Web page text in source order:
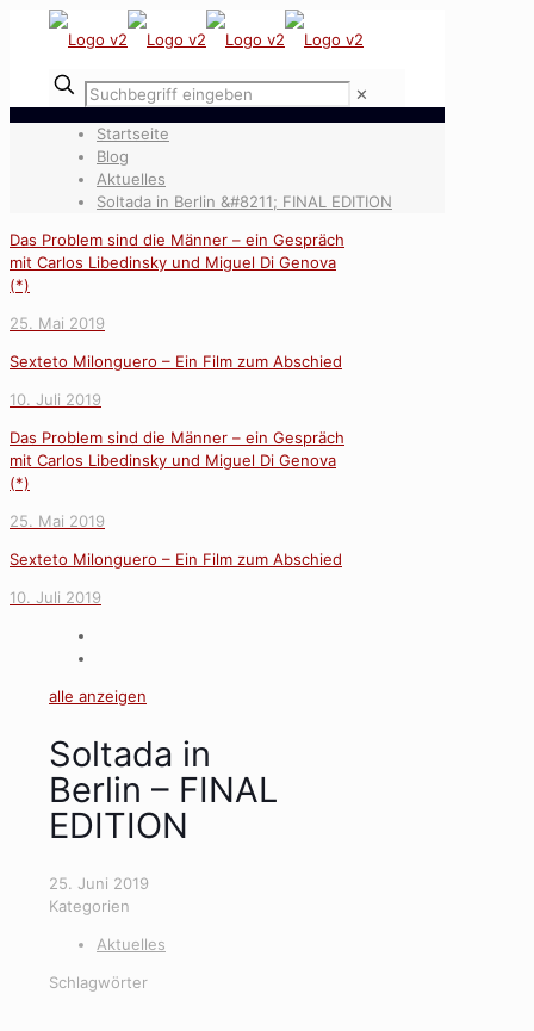
✕
Startseite
Blog
Aktuelles
Soltada in Berlin &#8211; FINAL EDITION
Das Problem sind die Männer – ein Gespräch
mit Carlos Libedinsky und Miguel Di Genova
(*)
25. Mai 2019
Sexteto Milonguero – Ein Film zum Abschied
10. Juli 2019
Das Problem sind die Männer – ein Gespräch
mit Carlos Libedinsky und Miguel Di Genova
(*)
25. Mai 2019
Sexteto Milonguero – Ein Film zum Abschied
10. Juli 2019
alle anzeigen
Soltada in
Berlin – FINAL
EDITION
25. Juni 2019
Kategorien
Aktuelles
Schlagwörter